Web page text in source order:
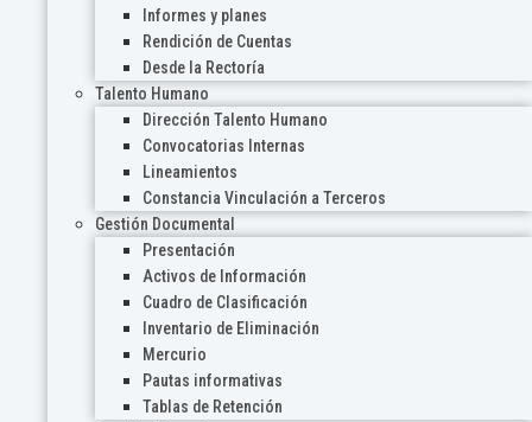
Informes y planes
Rendición de Cuentas
Desde la Rectoría
Talento Humano
Dirección Talento Humano
Convocatorias Internas
Lineamientos
Constancia Vinculación a Terceros
Gestión Documental
Presentación
Activos de Información
Cuadro de Clasificación
Inventario de Eliminación
Mercurio
Pautas informativas
Tablas de Retención